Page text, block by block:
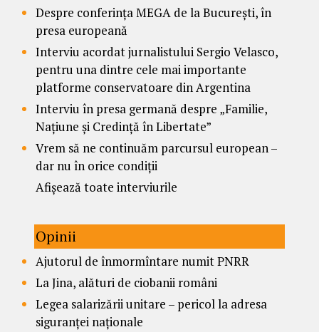
Despre conferința MEGA de la București, în
presa europeană
Interviu acordat jurnalistului Sergio Velasco,
pentru una dintre cele mai importante
platforme conservatoare din Argentina
Interviu în presa germană despre „Familie,
Națiune și Credință în Libertate”
Vrem să ne continuăm parcursul european –
dar nu în orice condiții
Afișează toate interviurile
Opinii
Ajutorul de înmormîntare numit PNRR
La Jina, alături de ciobanii români
Legea salarizării unitare – pericol la adresa
siguranței naționale